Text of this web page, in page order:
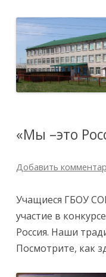
«Мы –это
Добавить
Учащиеся ГБОУ
участие в
Россия. Наши
Посмотрите, как